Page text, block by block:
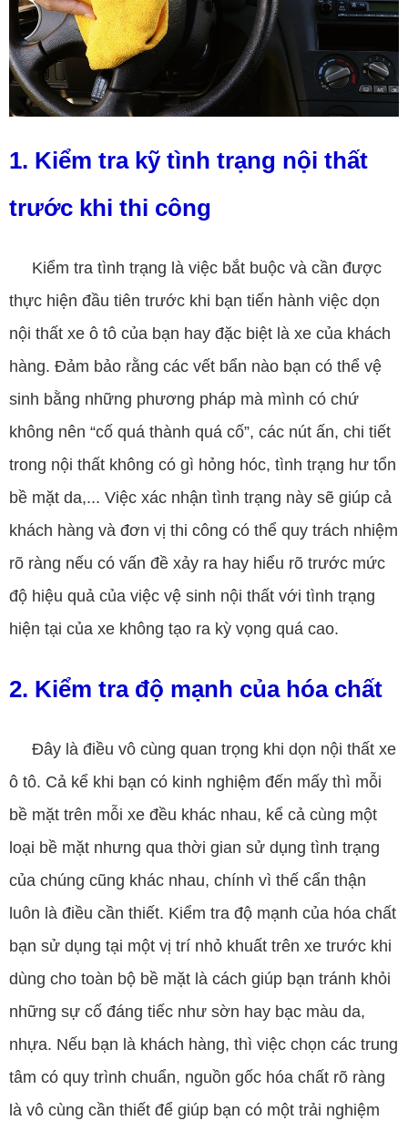
1. Kiểm tra kỹ tình trạng nội thất
trước khi thi công
Kiểm tra tình trạng là việc bắt buộc và cần được
thực hiện đầu tiên trước khi bạn tiến hành việc dọn
nội thất xe ô tô của bạn hay đặc biệt là xe của khách
hàng. Đảm bảo rằng các vết bẩn nào bạn có thể vệ
sinh bằng những phương pháp mà mình có chứ
không nên “cố quá thành quá cố”, các nút ấn, chi tiết
trong nội thất không có gì hỏng hóc, tình trạng hư tổn
bề mặt da,... Việc xác nhận tình trạng này sẽ giúp cả
khách hàng và đơn vị thi công có thể quy trách nhiệm
rõ ràng nếu có vấn đề xảy ra hay hiểu rõ trước mức
độ hiệu quả của việc vệ sinh nội thất với tình trạng
hiện tại của xe không tạo ra kỳ vọng quá cao.
2. Kiểm tra độ mạnh của hóa chất
Đây là điều vô cùng quan trọng khi dọn nội thất xe
ô tô. Cả kể khi bạn có kinh nghiệm đến mấy thì mỗi
bề mặt trên mỗi xe đều khác nhau, kể cả cùng một
loại bề mặt nhưng qua thời gian sử dụng tình trạng
của chúng cũng khác nhau, chính vì thế cẩn thận
luôn là điều cần thiết. Kiểm tra độ mạnh của hóa chất
bạn sử dụng tại một vị trí nhỏ khuất trên xe trước khi
dùng cho toàn bộ bề mặt là cách giúp bạn tránh khỏi
những sự cố đáng tiếc như sờn hay bạc màu da,
nhựa. Nếu bạn là khách hàng, thì việc chọn các trung
tâm có quy trình chuẩn, nguồn gốc hóa chất rõ ràng
là vô cùng cần thiết để giúp bạn có một trải nghiệm